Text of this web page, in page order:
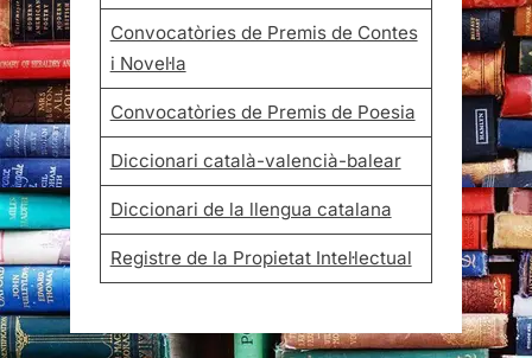
Convocatòries de Premis de Contes
i Novel·la
Convocatòries de Premis de Poesia
Diccionari català-valencià-balear
Diccionari de la llengua catalana
Registre de la Propietat Intel·lectual